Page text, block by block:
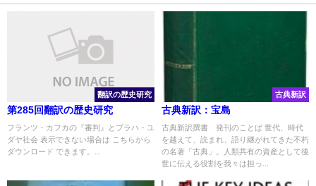
翻訳の歴史研究
第285回翻訳の歴史研究
フランツ・カフカの『審判』とプラハ・ユ
ダヤ社会 表示できない場合は こちらから
ダウンロード できます。...
古典新訳
古典新訳：宝島
古典新訳撰書 発刊のことば 世代、時代
を越えて、読まれ、語り継がれてきた不朽
の名著「古典」。人類共有の資産として後
世に伝える役割を我々は担っ...